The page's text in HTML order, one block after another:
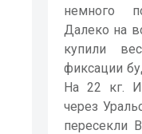
немного
Далеко на
купили
фиксации
На 22 кг. И
через
пересекли